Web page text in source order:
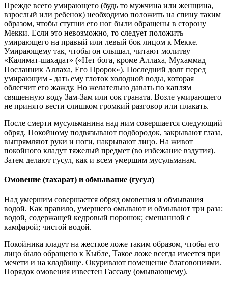
Прежде всего умирающего (будь то мужчина или женщина,
взрослый или ребенок) необходимо положить на спину таким
образом, чтобы ступни его ног были обращены в сторону
Мекки. Если это невозможно, то следует положить
умирающего на правый или левый бок лицом к Мекке.
Умирающему так, чтобы он слышал, читают молитву
«Калимат-шахадат» («Нет бога, кроме Аллаха, Мухаммад
Посланник Аллаха, Его Пророк»). Последний долг перед
умирающим - дать ему глоток холодной воды, которая
облегчит его жажду. Но желательно давать по каплям
священную воду Зам-Зам или сок граната. Возле умирающего
не принято вести слишком громкий разговор или плакать.
После смерти мусульманина над ним совершается следующий
обряд. Покойному подвязывают подбородок, закрывают глаза,
выпрямляют руки и ноги, накрывают лицо. На живот
покойного кладут тяжелый предмет (во избежание вздутия).
Затем делают гусул, как и всем умершим мусульманам.
Омовение (тахарат) и обмывание (гусул)
Над умершим совершается обряд омовения и обмывания
водой. Как правило, умершего омывают и обмывают три раза:
водой, содержащей кедровый порошок; смешанной с
камфарой; чистой водой.
Покойника кладут на жесткое ложе таким образом, чтобы его
лицо было обращено к Кыбле, Такое ложе всегда имеется при
мечети и на кладбище. Окуривают помещение благовониями.
Порядок омовения известен Гассалу (омывающему).